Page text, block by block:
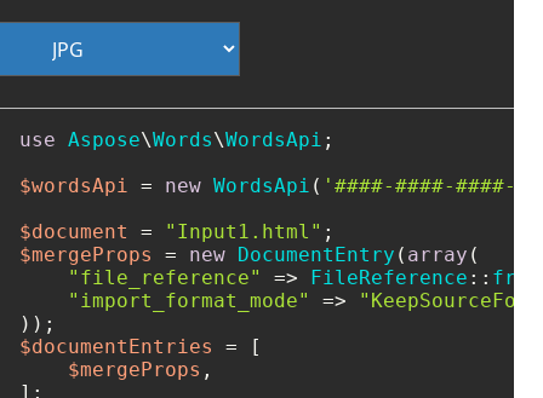
use Aspose\Words\WordsApi ;
$wordsApi = new WordsApi ( '####-####-####-
$document
= "Input1.html"
$mergeProps
= new DocumentEntry ( array (
"file_reference"
=> FileReference ::
"import_format_mode"
=>
$documentEntries
= [
$mergeProps ,